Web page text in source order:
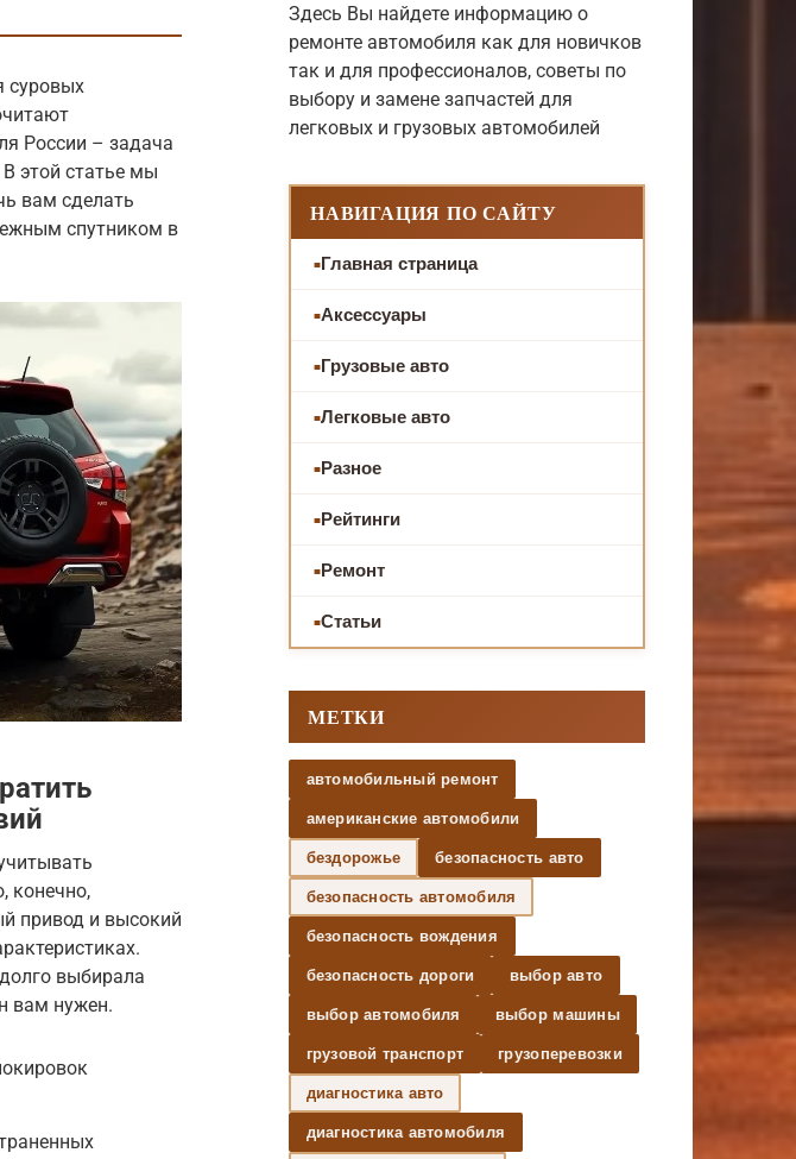
суровых
России – задача
этой статье мы
вам сделать
спутником в
конечно,
привод и высокий
выбирала
вам нужен.
Здесь Вы найдете информацию о
ремонте автомобиля как для новичков
так и для профессионалов, советы по
выбору и замене запчастей для
легковых и грузовых автомобилей
НАВИГАЦИЯ ПО САЙТУ
Главная страница
Аксессуары
Грузовые авто
Легковые авто
Разное
Рейтинги
Ремонт
Статьи
МЕТКИ
автомобильный ремонт
американские автомобили
бездорожье безопасность авто
безопасность автомобиля
безопасность вождения
безопасность дороги выбор авто
выбор автомобиля выбор машины
грузовой транспорт грузоперевозки
диагностика авто
диагностика автомобиля